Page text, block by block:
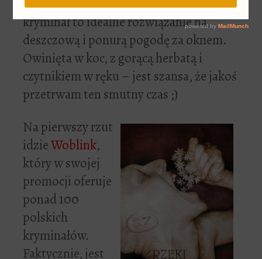
wielkimi krokami jesień. Dobry
kryminał to idealne rozwiązanie na
deszczową i ponurą pogodę za oknem.
Owinięta w koc, z gorącą herbatą i
czytnikiem w ręku – jest szansa, że jakoś
przetrwam ten smutny czas ;)
Na pierwszy rzut
idzieWoblink,
który w swojej
promocji oferuje
ponad 100
polskich
kryminałów.
Faktycznie, jest